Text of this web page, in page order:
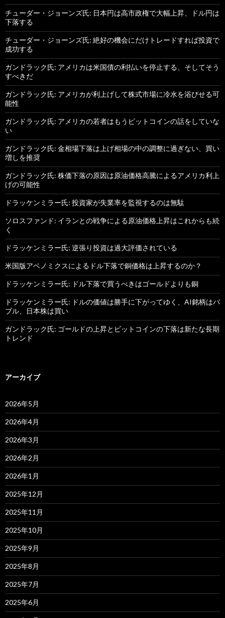
チューダー・ジョーンズ氏: 日本円は高市政権で大幅上昇、ドル円は
下落する
チューダー・ジョーンズ氏: 絶好の機会にだけトレードすれば投資で
成功する
ガンドラック氏: アメリカは米国債の利払いを停止する、そしてそう
すべきだ
ガンドラック氏: アメリカが利上げして株式市場に冷水を浴びせる可
能性
ガンドラック氏: アメリカの若者はもうビットコインの話をしていな
い
ガンドラック氏: 金相場下落は上げ相場の中の調整に過ぎない、買い
増しを推奨
ガンドラック氏: 株価下落の原因は原油価格高騰によるアメリカ利上
げの可能性
ドラッケンミラー氏: 投資家が失業率を監視するのは無駄
ソロスファンド: イランとの戦争による原油価格上昇はこれからも続
く
ドラッケンミラー氏: 逆張り投資は過大評価されている
米国版アベノミクスによるドル下落で銅価格は上昇するのか？
ドラッケンミラー氏: ドル下落で買うべきはゴールドよりも銅
ドラッケンミラー氏: ドルの価値は勝手に下がってゆく、AI銘柄はバ
ブル、日本株は買い
ガンドラック氏: ゴールドの上昇とビットコインの下落は新たな長期
トレンド
アーカイブ
2026年5月
2026年4月
2026年3月
2026年2月
2026年1月
2025年12月
2025年11月
2025年10月
2025年9月
2025年8月
2025年7月
2025年6月